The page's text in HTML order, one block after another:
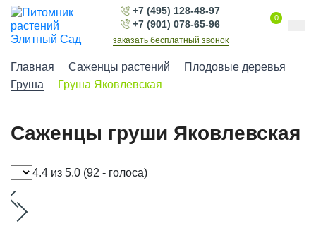
+7 (495) 128-48-97
+7 (901) 078-65-96
заказать бесплатный звонок
0
Главная Саженцы растений
Плодовые деревья
Груша
Груша Яковлевская
Саженцы груши Яковлевская
4.4 из 5.0 (92 - голоса)